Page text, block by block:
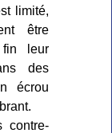
limité,
être
fin leur
des
écrou
contre-